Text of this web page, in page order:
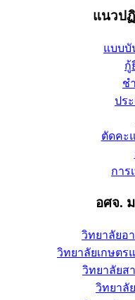
แนวป
แบบบั
กู้
ช
ปร
ตัดคะ
การ
อศจ.
วิทยาลัยอ
วิทยาลัยเกษตร
วิทยาลัยส
วิทยาลั